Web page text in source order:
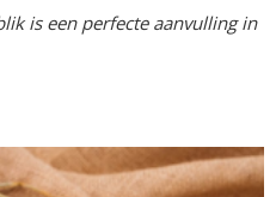
is een perfecte aanvulling in